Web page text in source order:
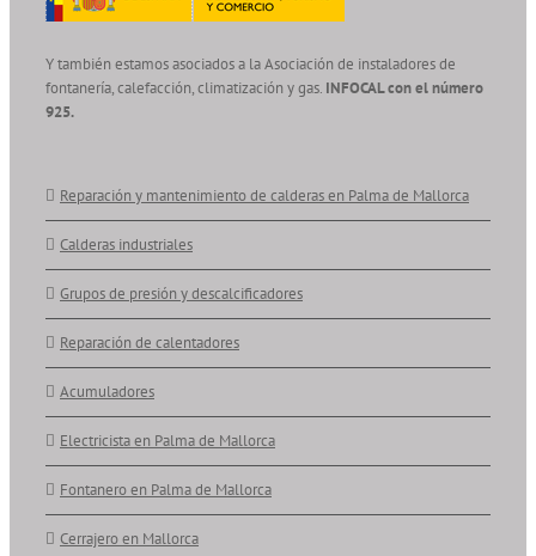
Y también estamos asociados a la Asociación de instaladores de
fontanería, calefacción, climatización y gas. INFOCAL con el número
925.
Reparación y mantenimiento de calderas en Palma de Mallorca
Calderas industriales
Grupos de presión y descalcificadores
Reparación de calentadores
Acumuladores
Electricista en Palma de Mallorca
Fontanero en Palma de Mallorca
Cerrajero en Mallorca